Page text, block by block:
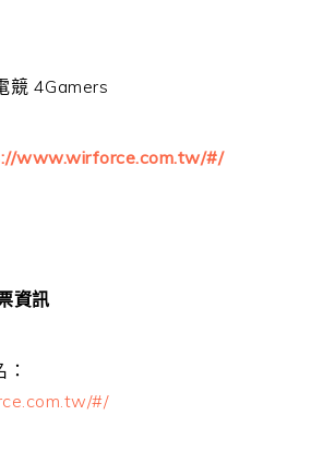
競 4Gamers
www.wirforce.com.tw/#/
資訊
#/